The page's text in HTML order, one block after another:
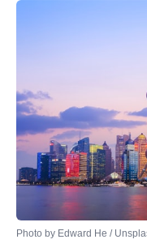
Photo by Edward He /